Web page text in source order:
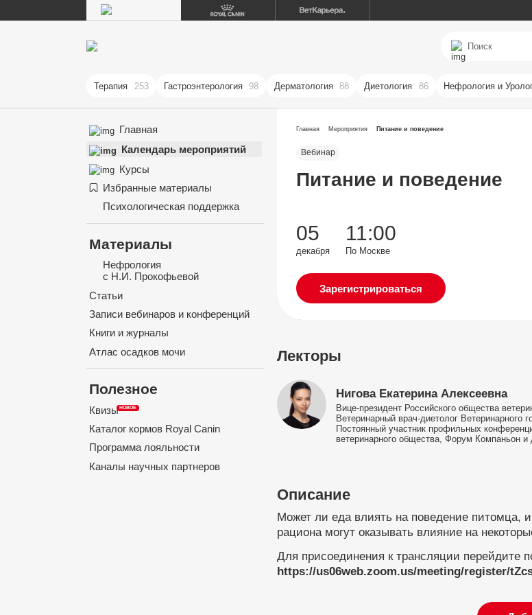
Терапия 253 Гастроэнтерология 98 Дерматология 88 Диетология 86 Нефрология и
Главная
Календарь мероприятий
Курсы
Избранные материалы
Психологическая поддержка
Материалы
Нефрология
с Н.И. Прокофьевой
Статьи
Записи вебинаров и конференций
Книги и журналы
Атлас осадков мочи
Полезное
Квизы
Каталог кормов Royal Canin
Программа лояльности
Каналы научных партнеров
Главная Мероприятия Питание и поведение
Вебинар
Питание и поведение
05
декабря
11:00
По Москве
Зарегистрироваться
Лекторы
Нигова Екатерина Алексеевна
Вице-президент Российского общества
Ветеринарный врач-диетолог
Постоянный участник профильных
ветеринарного общества, Форум Компаньон
Описание
Может ли еда влиять на поведение питомца,
рациона могут оказывать влияние на
Для присоединения к трансляции перейдите
https://us06web.zoom.us/meeting/register/